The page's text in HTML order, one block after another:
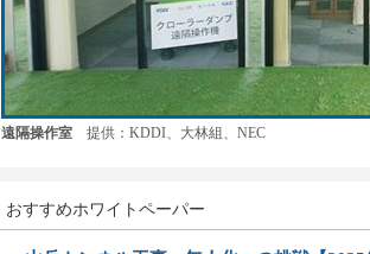
遠隔操作室提供：KDDI、大林組、NEC
おすすめホワイトペーパー